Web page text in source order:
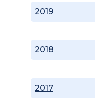
2017
2018
2019